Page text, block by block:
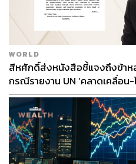
WORLD
สีหศักดิ์ส่งหนังสือชี้แจงถึงข้า
กรณีรายงาน UN ‘คลาดเคลื่อน-